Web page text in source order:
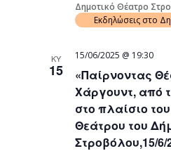
Δημοτικό Θέατρο
Εκδηλώσεις στο
ΚΥ
15
«Παίρνοντας
Χάργουντ, από
στο πλαίσιο
Θεάτρου του
Στροβόλου,15/6/
15/06/2025 @ 19:30